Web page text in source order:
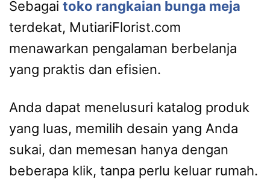
Sebagai toko rangkaian bunga meja
terdekat, MutiariFlorist.com
menawarkan pengalaman berbelanja
yang praktis dan efisien.
Anda dapat menelusuri katalog produk
yang luas, memilih desain yang Anda
sukai, dan memesan hanya dengan
beberapa klik, tanpa perlu keluar rumah.